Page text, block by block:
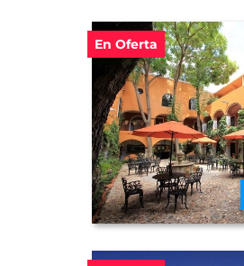
En Oferta